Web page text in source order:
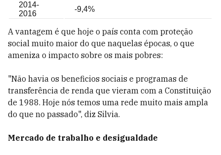
2014-
2016
-9,4%
A vantagem é que hoje o país conta com proteção
social muito maior do que naquelas épocas, o que
ameniza o impacto sobre os mais pobres:
"Não havia os beneficios sociais e programas de
transferência de renda que vieram com a Constituição
de 1988. Hoje nós temos uma rede muito mais ampla
do que no passado", diz Silvia.
Mercado de trabalho e desigualdade